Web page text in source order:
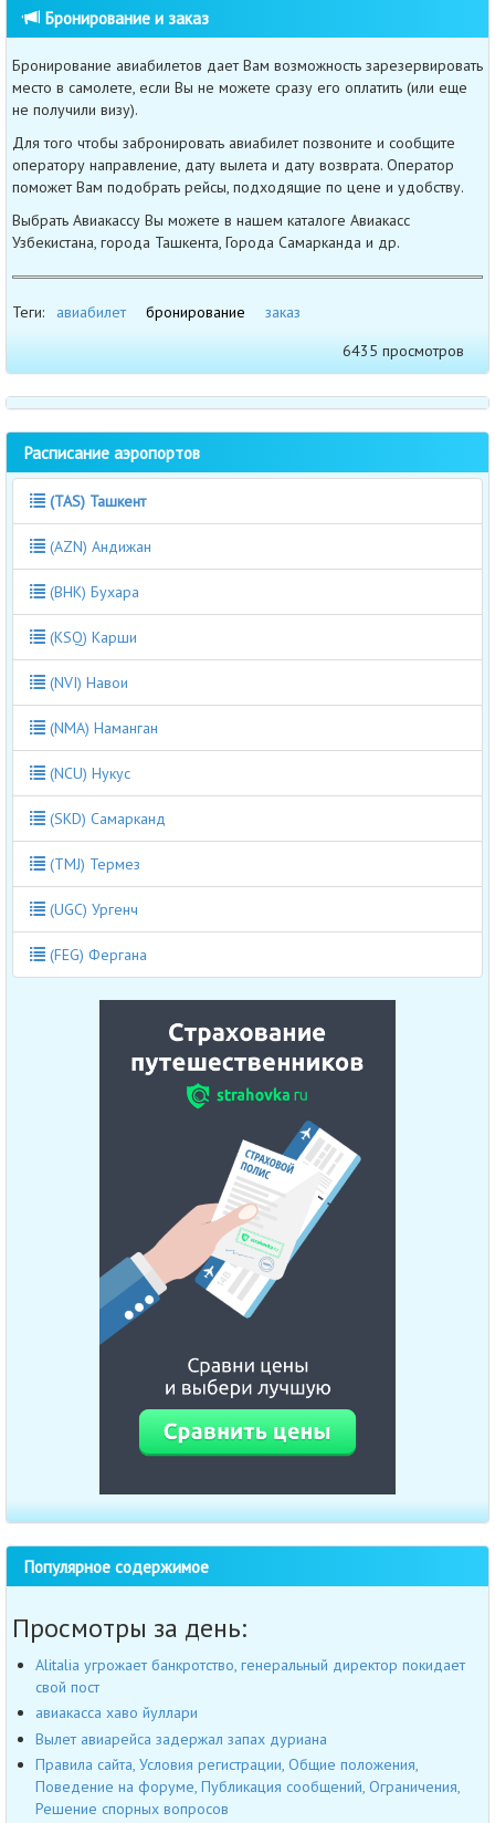
Бронирование и заказ
Бронирование авиабилетов дает Вам возможность зарезервировать
место в самолете, если Вы не можете сразу его оплатить (или еще
не получили визу).
Для того чтобы забронировать авиабилет позвоните и сообщите
оператору направление, дату вылета и дату возврата. Оператор
поможет Вам подобрать рейсы, подходящие по цене и удобству.
Выбрать Авиакассу Вы можете в нашем каталоге Авиакасс
Узбекистана, города Ташкента, Города Самарканда и др.
Теги: авиабилет бронирование
заказ
6435 просмотров
Расписание аэропортов
(TAS) Ташкент
(AZN) Андижан
(BHK) Бухара
(KSQ) Карши
(NVI) Навои
(NMA) Наманган
(NCU) Нукус
(SKD) Самарканд
(TMJ) Термез
(UGC) Ургенч
(FEG) Фергана
Популярное содержимое
Просмотры за день:
Alitalia угрожает банкротство, генеральный директор покидает
свой пост
авиакасса хаво йуллари
Вылет авиарейса задержал запах дуриана
Правила сайта, Условия регистрации, Общие положения,
Поведение на форуме, Публикация сообщений, Ограничения,
Решение спорных вопросов